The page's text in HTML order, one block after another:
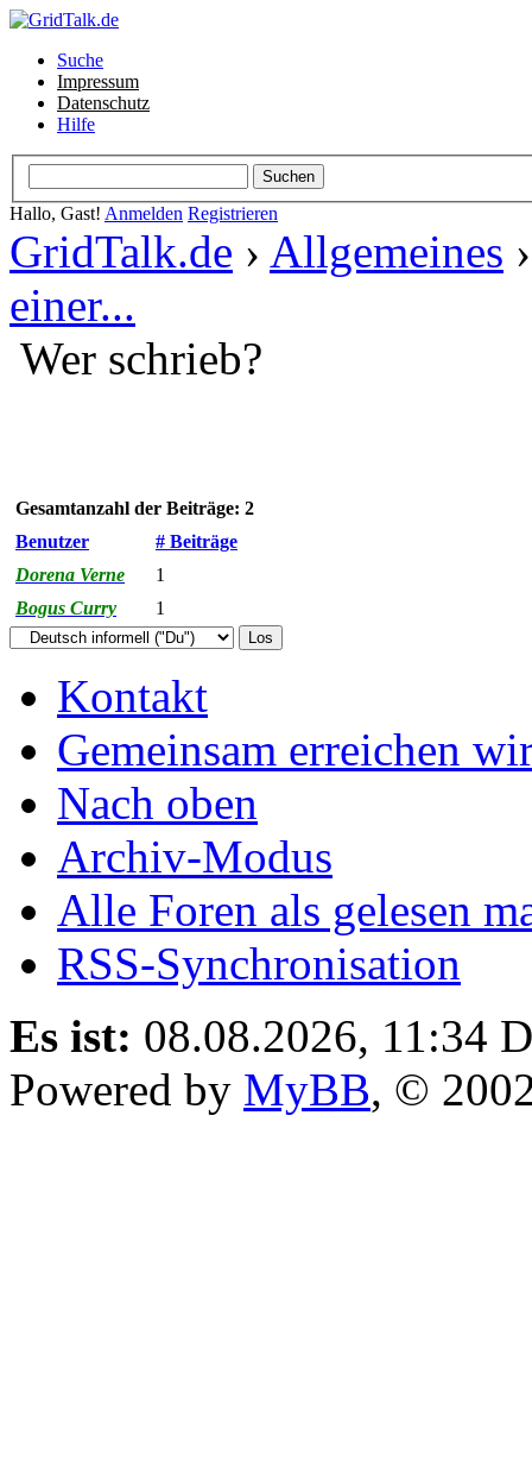
Suche
Impressum
Datenschutz
Hilfe
Hallo, Gast! Anmelden Registrieren
GridTalk.de › Allgemeines
einer...
Wer schrieb?
Gesamtanzahl der Beiträge: 2
Benutzer
# Beiträge
Dorena Verne
1
Bogus Curry
1
Kontakt
Gemeinsam erreichen
Nach oben
Archiv-Modus
Alle Foren als gelesen
RSS-Synchronisation
Es ist: 08.08.2026, 11:34
Powered by MyBB, ©